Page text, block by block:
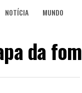
NOTÍCIA MUNDO
da